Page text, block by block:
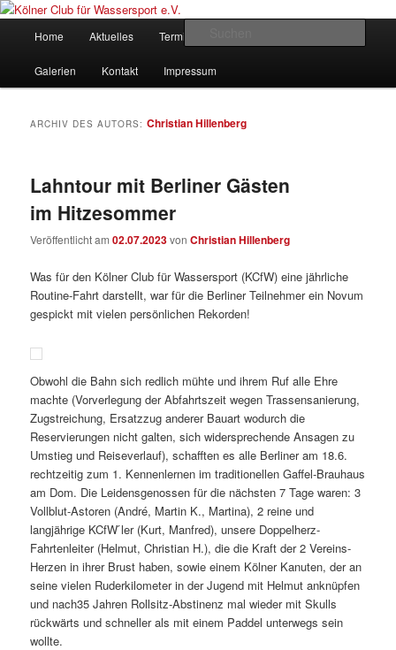
Zum
wechseln
Zum
wechselnKölner Club für Wassersport e.V.
gegründet 1907
Home Aktuelles Termine
Galerien Kontakt Impressum
ARCHIV DES AUTORS:Christian Hillenberg
Lahntour mit Berliner Gästen
im Hitzesommer
Veröffentlicht am02.07.2023vonChristian Hillenberg
Was für den Kölner Club für Wassersport (KCfW) eine jährliche
Routine-Fahrt darstellt, war für die Berliner Teilnehmer ein Novum
gespickt mit vielen persönlichen Rekorden!
Obwohl die Bahn sich redlich mühte und ihrem Ruf alle Ehre
machte (Vorverlegung der Abfahrtszeit wegen Trassensanierung,
Zugstreichung, Ersatzzug anderer Bauart wodurch die
Reservierungen nicht galten, sich widersprechende Ansagen zu
Umstieg und Reiseverlauf), schafften es alle Berliner am 18.6.
rechtzeitig zum 1. Kennenlernen im traditionellen Gaffel-Brauhaus
am Dom. Die Leidensgenossen für die nächsten 7 Tage waren: 3
Vollblut-Astoren (André, Martin K., Martina), 2 reine und
langjährige KCfW ́ler (Kurt, Manfred), unsere Doppelherz-
Fahrtenleiter (Helmut, Christian H.), die die Kraft der 2 Vereins-
Herzen in ihrer Brust haben, sowie einem Kölner Kanuten, der an
seine vielen Ruderkilometer in der Jugend mit Helmut anknüpfen
und nach35 Jahren Rollsitz-Abstinenz mal wieder mit Skulls
rückwärts und schneller als mit einem Paddel unterwegs sein
wollte.